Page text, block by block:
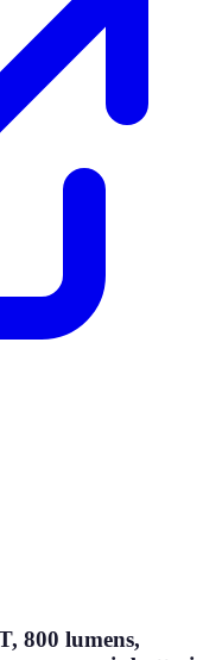
800 lumens,